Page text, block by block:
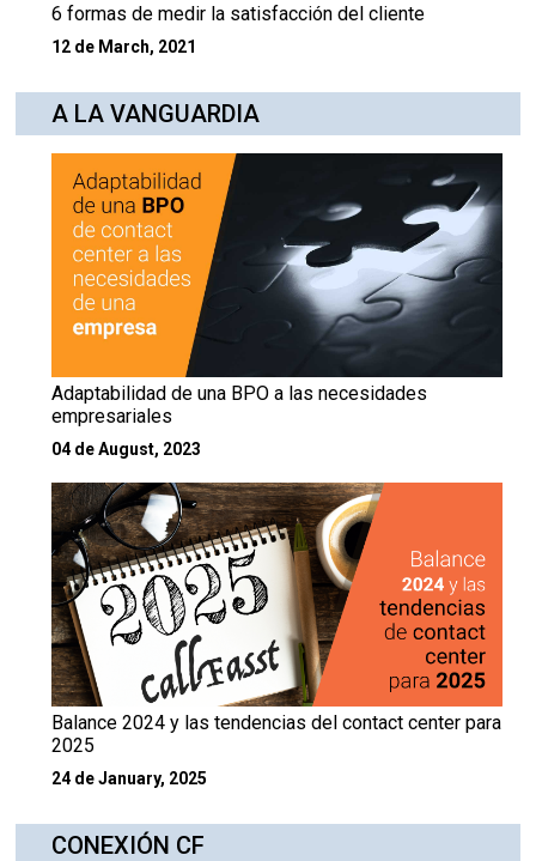
6 formas de medir la satisfacción del cliente
12 de March, 2021
A LA VANGUARDIA
Adaptabilidad de una BPO a las necesidades
empresariales
04 de August, 2023
Balance 2024 y las tendencias del contact center para
2025
24 de January, 2025
CONEXIÓN CF